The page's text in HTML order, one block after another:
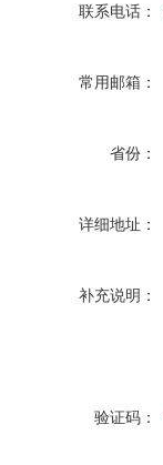
联系电话：
常用邮箱：
省份：
详细地址：
补充说明：
验证码：